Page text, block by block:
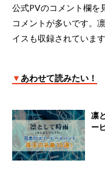
公式PVのコメント欄を
コメントが多いです。
イスも収録されています
▼ あわせて読みたい！
凛
ー